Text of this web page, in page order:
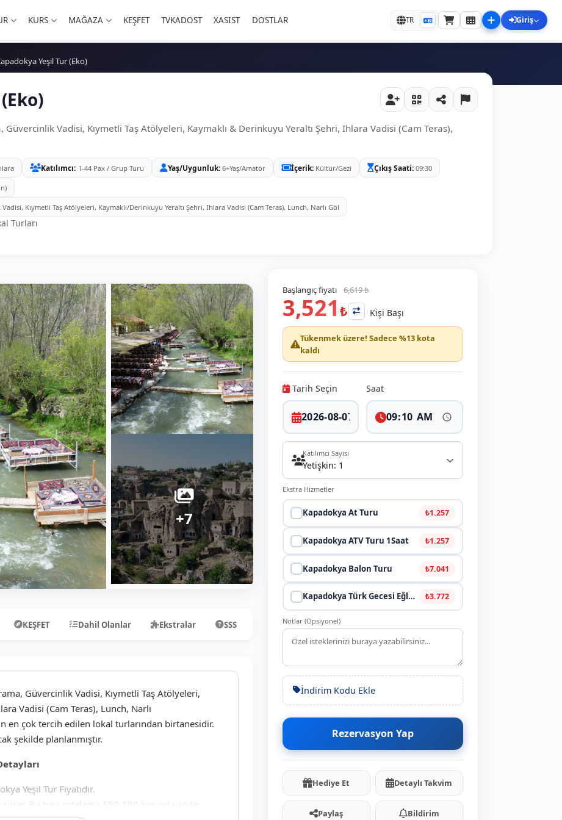
KURS MAĞAZA KEŞFET TVKADOST XASIST DOSTLAR TR Giriş
Yeşil Tur (Eko)
Vadisi, Kıymetli Taş Atölyeleri, Kaymaklı & Derinkuyu Yeraltı Şehri, Ihlara Vadisi (Cam Teras),
Katılımcı 1-44 Pax / Grup Turu Yaş/Uygunluk 6+Yaş/Amatör İçerik Kültür/Gezi Çıkış Saati 09:30
Kıymetli Taş Atölyeleri, Kaymaklı/Derinkuyu Yeraltı Şehri, Ihlara Vadisi (Cam Teras), Lunch, Narlı Göl
Turları
+7
KEŞFET Dahil Olanlar Ekstralar SSS Yorumlar 0
Güvercinlik Vadisi, Kıymetli Taş Atölyeleri,
Vadisi (Cam Teras), Lunch, Narlı
en çok tercih edilen lokal turlarından birtanesidir.
şekilde planlanmıştır.
Yeşil Tur Fiyatıdır.
Bu tura ortalama 150-180 km yol yapılır.
Başlangıç fiyatı 6,619 ₺
3,521 ₺ Kişi Başı
Tükenmek üzere! Sadece %13 kota
kaldı
Tarih Seçin Saat
Katılımcı Sayısı
Yetişkin: 1
Ekstra Hizmetler
Kapadokya At Turu ₺1.257
Kapadokya ATV Turu 1Saat ₺1.257
Kapadokya Balon Turu ₺7.041
Kapadokya Türk Gecesi Eğlencesi (Yemekli) ₺3.772
Notlar (Opsiyonel)
İndirim Kodu Ekle
Rezervasyon Yap
Hediye Et Detaylı Takvim
Paylaş Bildirim